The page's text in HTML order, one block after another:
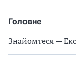
Головне
Знайомтеся —